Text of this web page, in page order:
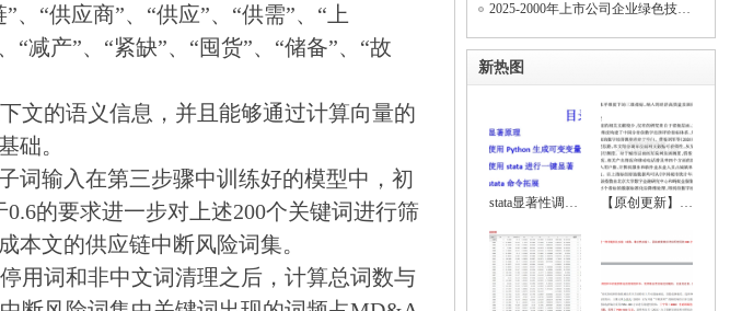
、“供应商”、“供应”、“供需”、“上
“减产”、“紧缺”、“囤货”、“储备”、“故
文的语义信息，并且能够通过计算向量的
础。
词输入在第三步骤中训练好的模型中，初
的要求进一步对上述200个关键词进行筛
本文的供应链中断风险词集。
用词和非中文词清理之后，计算总词数与
2025-2000年上市公司企业绿色技术足迹相似度数据（行业绿色技术足迹相似度、历史绿色
新热图
stata显著性调节、显著性符号调节、回归显 【原创更新】2024-2000年地级市数字经济综